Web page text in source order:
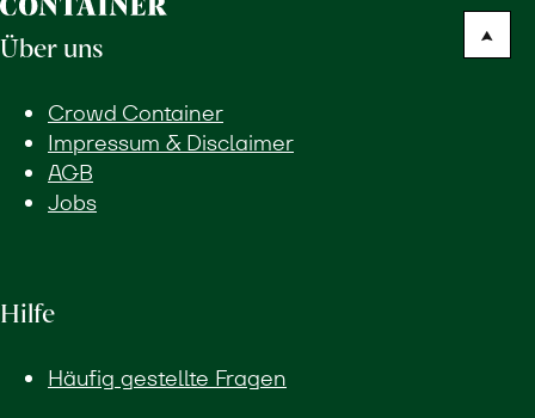
Über uns
Crowd Container
Impressum & Disclaimer
AGB
Jobs
Hilfe
Häufig gestellte Fragen